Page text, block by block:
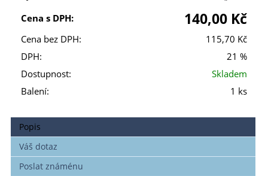
Cena s DPH:
140,00 Kč
Cena bez DPH:
115,70 Kč
DPH:
21 %
Dostupnost:
Skladem
Balení:
1 ks
Popis
Váš dotaz
Poslat známénu